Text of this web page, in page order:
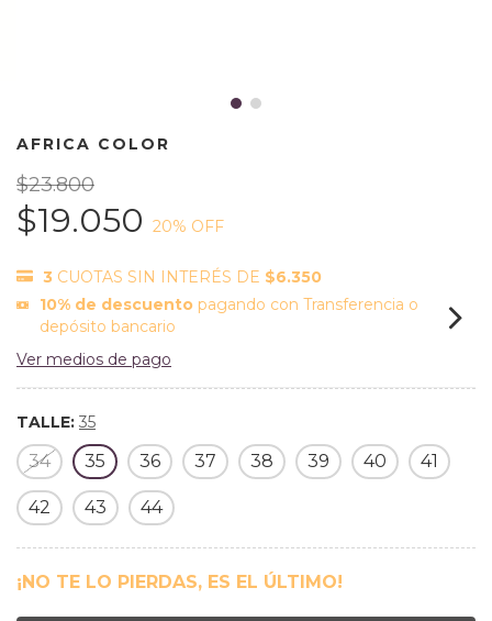
AFRICA COLOR
$23.800
$19.050 20% OFF
3 CUOTAS SIN INTERÉS DE $6.350
10% de descuento pagando con Transferencia o
depósito bancario
Ver medios de pago
TALLE: 35
34 35 36 37 38 39 40 41
42 43 44
¡NO TE LO PIERDAS, ES EL ÚLTIMO!